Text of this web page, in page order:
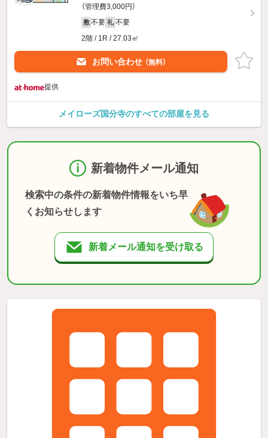
（管理費3,000円）
敷 不要 礼 不要
2階 / 1R / 27.03㎡
お問い合わせ （無料）
提供
メイローズ国分寺のすべての部屋を見る
新着物件メール通知
検索中の条件の新着物件情報をいち早
くお知らせします
新着メール通知を受け取る